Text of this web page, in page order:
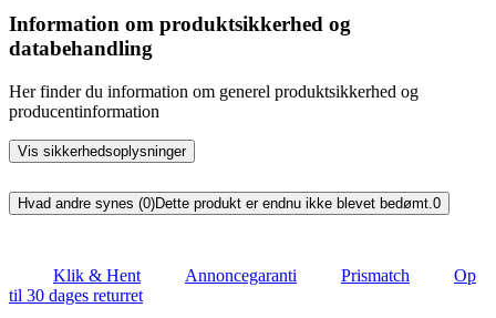
Information om produktsikkerhed og
databehandling
Her finder du information om generel produktsikkerhed og
producentinformation
Vis sikkerhedsoplysninger
Hvad andre synes (0)Dette produkt er endnu ikke blevet bedømt. 0
Klik & Hent Annoncegaranti Prismatch
Op
til 30 dages returret